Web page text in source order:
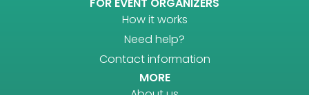
How it works
Need help?
Contact information
MORE